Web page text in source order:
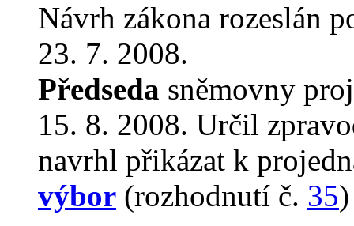
Návrh zákona rozeslán
23. 7. 2008.
Předseda sněmovny
15. 8. 2008. Určil
navrhl přikázat k
výbor (rozhodnutí č. 35)